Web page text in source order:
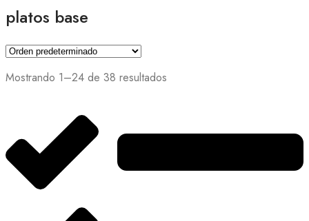
platos base
Mostrando 1–24 de 38 resultados